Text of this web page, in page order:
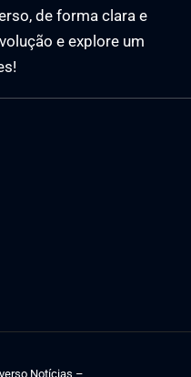
de forma clara e
e explore um
Notícias –